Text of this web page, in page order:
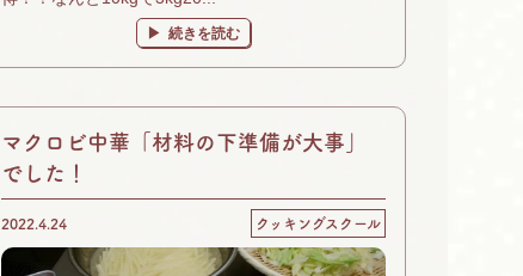
続きを読む
マクロビ中華「材料の下準備が大事」
でした！
2022.4.24 クッキングスクール